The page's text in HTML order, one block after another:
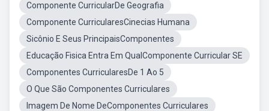
Componente CurricularDe Geografia
Componente CurricularesCinecias Humana
Sicônio E Seus PrincipaisComponentes
Educação Fisica Entra Em QualComponente Curricular SE
Componentes CurricularesDe 1 Ao 5
O Que São Componentes Curriculares
Imagem De Nome DeComponentes Curriculares